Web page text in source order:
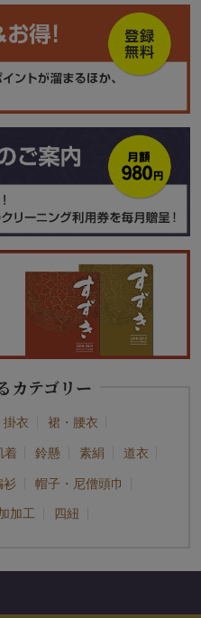
カテゴリー
掛衣 裙・腰衣
着 鈴懸 素絹 道衣
衫 帽子・尼僧頭巾
加工 四紐